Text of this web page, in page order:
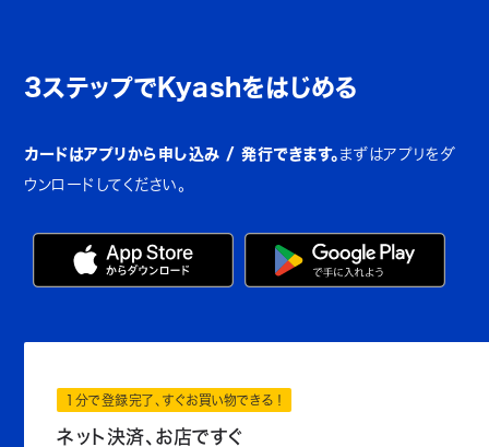
3ステップでKyashをはじめる
カードはアプリから申し込み / 発行できます。 まずはアプリをダ
ウンロードしてください。
1分で登録完了、すぐお買い物できる！
ネット決済、お店ですぐ